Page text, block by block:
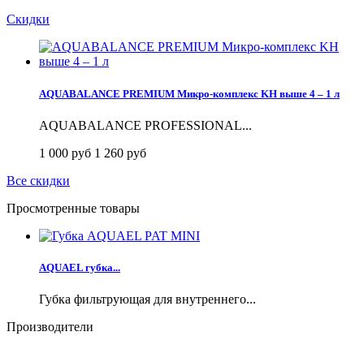
Скидки
AQUABALANCE PREMIUM Микро-комплекс KH выше 4 – 1 л
AQUABALANCE PROFESSIONAL...
1 000 руб 1 260 руб
Все скидки
Просмотренные товары
AQUAEL губка...
Губка фильтрующая для внутреннего...
Производители